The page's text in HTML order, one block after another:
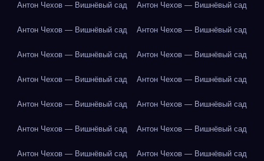
Антон Чехов — Вишнёвый сад Антон Чехов — Вишнёвый сад
Антон Чехов — Вишнёвый сад Антон Чехов — Вишнёвый сад
Антон Чехов — Вишнёвый сад Антон Чехов — Вишнёвый сад
Антон Чехов — Вишнёвый сад Антон Чехов — Вишнёвый сад
Антон Чехов — Вишнёвый сад Антон Чехов — Вишнёвый сад
Антон Чехов — Вишнёвый сад Антон Чехов — Вишнёвый сад
Антон Чехов — Вишнёвый сад Антон Чехов — Вишнёвый сад